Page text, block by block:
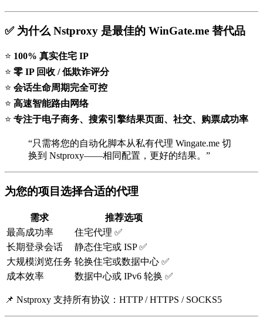
✅ 为什么 Nstproxy 是最佳的 WinGate.me 替代品
⭐ 100% 真实住宅 IP
⭐ 零 IP 回收 / 低欺诈评分
⭐ 会话生命周期完全可控
⭐ 高速智能路由网络
⭐ 专注于电子商务、搜索引擎结果页面、社交、购票成功率
“只需将您的自动化脚本从私有代理 Wingate.me 切
换到 Nstproxy——相同配置，更好的结果。”
为您的项目选择合适的代理
需求
推荐选项
最高成功率
住宅代理 ✅
长期登录会话
静态住宅或 ISP ✅
大规模浏览任务 轮换住宅或数据中心 ✅
成本效率
数据中心或 IPv6 轮换 ✅
📌 Nstproxy 支持所有协议：HTTP / HTTPS / SOCKS5